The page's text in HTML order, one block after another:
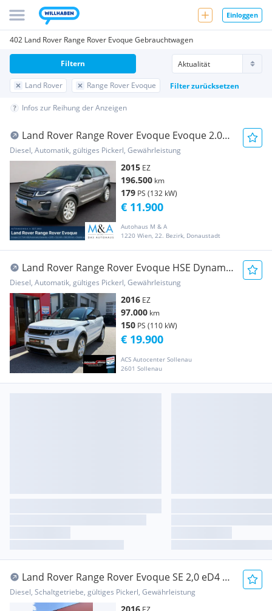
Einloggen
402 Land Rover Range Rover Evoque Gebrauchtwagen
Land Rover Range Rover Evoque Filter zurücksetzen
Filtern
Infos zur Reihung der Anzeigen
Land Rover Range Rover Evoque Evoque 2.0
Td4 HSE/Automatic/Garantie
Diesel, Automatik, gültiges Pickerl, Gewährleistung
2015 EZ
196.500 km
179 PS (132 kW)
Autohaus M & A
1220 Wien, 22. Bezirk, Donaustadt
€ 11.900
Land Rover Range Rover Evoque HSE Dynamic
2,0 TD4 Aut.
Diesel, Automatik, gültiges Pickerl, Gewährleistung
2016 EZ
97.000 km
150 PS (110 kW)
ACS Autocenter Sollenau
2601 Sollenau
€ 19.900
Land Rover Range Rover Evoque SE 2,0 eD4 e-
Capability
Diesel, Schaltgetriebe, gültiges Pickerl, Gewährleistung